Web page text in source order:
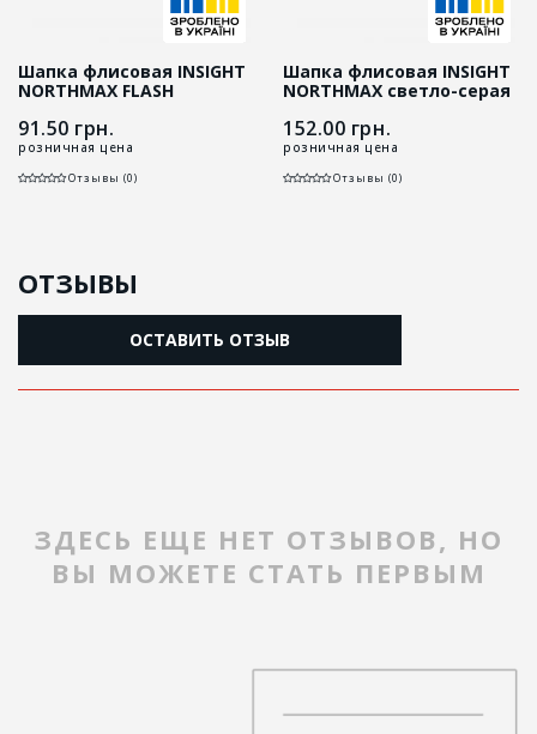
Шапка флисовая INSIGHT
NORTHMAX FLASH
91.50 грн.
розничная цена
Отзывы (0)
Шапка флисовая INSIGHT
NORTHMAX светло-серая
152.00 грн.
розничная цена
Отзывы (0)
ОТЗЫВЫ
ОСТАВИТЬ ОТЗЫВ
ЗДЕСЬ ЕЩЕ НЕТ ОТЗЫВОВ, НО
ВЫ МОЖЕТЕ СТАТЬ ПЕРВЫМ